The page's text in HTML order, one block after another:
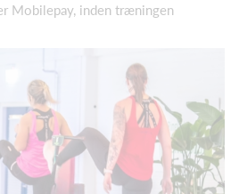
Mobilepay, inden træningen